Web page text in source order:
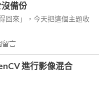
備份
回來」，今天把這個主題收
留言
進行影像混合